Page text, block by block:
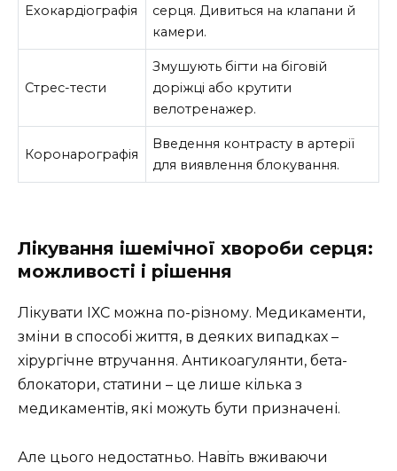
Ехокардіографія
серця. Дивиться на клапани й
камери.
Стрес-тести
Змушують бігти на біговій
доріжці або крутити
велотренажер.
Коронарографія
Введення контрасту в артерії
для виявлення блокування.
Лікування ішемічної хвороби серця:
можливості і рішення
Лікувати ІХС можна по-різному. Медикаменти,
зміни в способі життя, в деяких випадках –
хірургічне втручання. Антикоагулянти, бета-
блокатори, статини – це лише кілька з
медикаментів, які можуть бути призначені.
Але цього недостатньо. Навіть вживаючи